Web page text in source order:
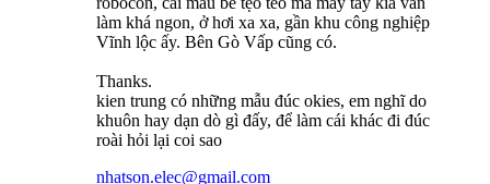
làm khá ngon, ở hơi xa xa, gần khu công nghiệp
Vĩnh lộc ấy. Bên Gò Vấp cũng có.
Thanks.
kien trung có những mẫu đúc okies, em nghĩ do
khuôn hay dạn dò gì đấy, để làm cái khác đi đúc
roài hỏi lại coi sao
nhatson.elec@gmail.com